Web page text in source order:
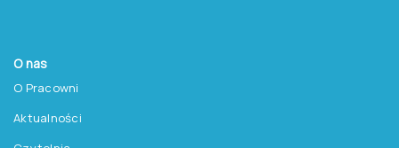
O nas
O Pracowni
Aktualności